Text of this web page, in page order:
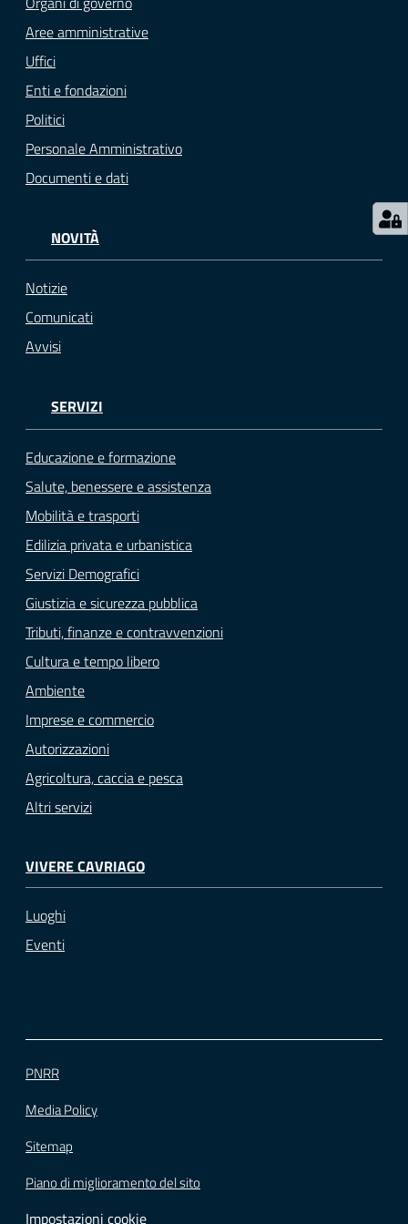
M
u
t
p
o
Seguici
Aree amministrative
Uffici
Enti e fondazioni
Politici
Personale Amministrativo
Documenti e dati
NOVITÀ
Notizie
Comunicati
Avvisi
SERVIZI
Educazione e formazione
Salute, benessere e assistenza
Mobilità e trasporti
Edilizia privata e urbanistica
Servizi Demografici
Giustizia e sicurezza pubblica
Tributi, finanze e contravvenzioni
Cultura e tempo libero
Ambiente
Imprese e commercio
Autorizzazioni
Agricoltura, caccia e pesca
Altri servizi
VIVERE CAVRIAGO
Luoghi
Eventi
PNRR
Media Policy
Sitemap
Piano di miglioramento del sito
Impostazioni cookie